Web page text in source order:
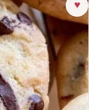
♥